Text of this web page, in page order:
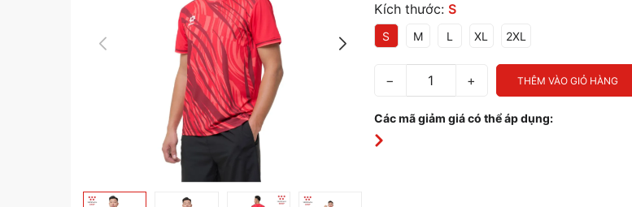
Kích thước: S
S M L XL 2XL
− + THÊM VÀO GIỎ HÀNG
Các mã giảm giá có thể áp dụng: